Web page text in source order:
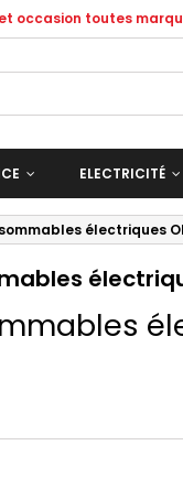
occasion toutes
ELECTRICITÉ
électriques